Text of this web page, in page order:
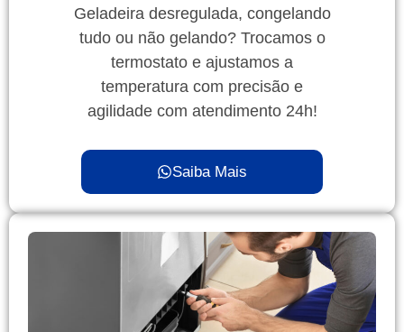
Geladeira desregulada, congelando
tudo ou não gelando? Trocamos o
termostato e ajustamos a
temperatura com precisão e
agilidade com atendimento 24h!
Saiba Mais